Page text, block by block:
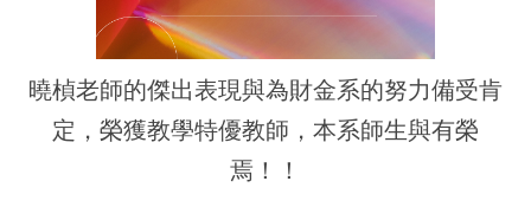
曉楨老師的傑出表現與為財金系的努力備受肯
定，榮獲教學特優教師，本系師生與有榮
焉！！